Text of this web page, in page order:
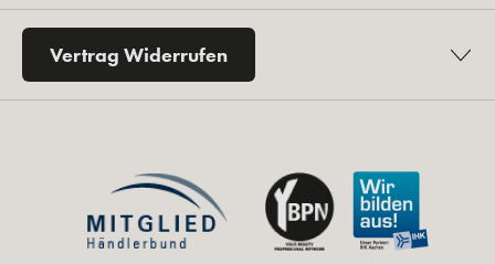
Vertrag Widerrufen